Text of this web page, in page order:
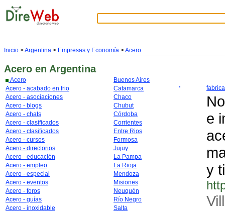
Inicio >Argentina > Empresas y Economía >Acero
Acero en Argentina
Acero
Acero - acabado en frio
Acero - asociaciones
Acero - blogs
Acero - chats
Acero - clasificados
Acero - clasificados
Acero - cursos
Acero - directorios
Acero - educación
Acero - empleo
Acero - especial
Acero - eventos
Acero - foros
Acero - guías
Acero - inoxidable
Buenos Aires
Catamarca
Chaco
Chubut
Córdoba
Corrientes
Entre Rios
Formosa
Jujuy
La Pampa
La Rioja
Mendoza
Misiones
Neuquén
Río Negro
Salta
e
y